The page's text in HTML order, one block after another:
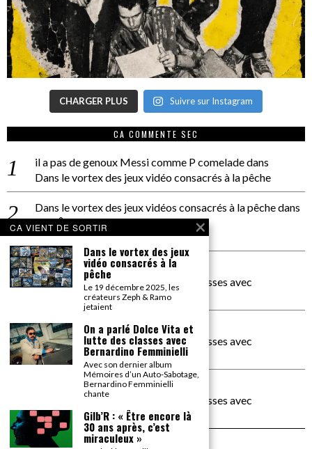
CHARGER PLUS Suivre sur Instagram
CA COMMENTE SEC
il a pas de genoux Messi comme P comeladedans
Dans le vortex des jeux vidéo consacrés à la pêche
Dans le vortex des jeux vidéos consacrés à la pêchedans
PACÔME THIELLEMENT
La séance d’Hip Gnose
La Patrie
dans
On a parlé Dolce Vita et lutte des classes avec
Bernardino Femminielli
carte noire negra à l'o tiededans
On a parlé Dolce Vita et lutte des classes avec
Bernardino Femminielli
moise et son mascarédans
On a parlé Dolce Vita et lutte des classes avec
Bernardino Femminielli
CA VIENT DE SORTIR
Dans le vortex des jeux
vidéo consacrés à la
pêche
Le 19 décembre 2025, les
créateurs Zeph & Ramo
jetaient
On a parlé Dolce Vita et
lutte des classes avec
Bernardino Femminielli
Avec son dernier album
Mémoires d’un Auto-Sabotage,
Bernardino Femminielli
chante
Gilb’R : « Être encore là
30 ans après, c’est
miraculeux »